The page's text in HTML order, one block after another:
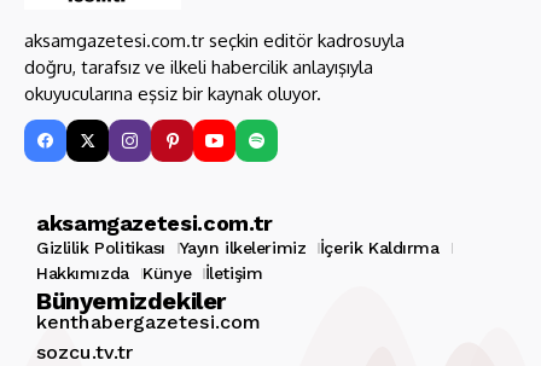
aksamgazetesi.com.tr seçkin editör kadrosuyla
doğru, tarafsız ve ilkeli habercilik anlayışıyla
okuyucularına eşsiz bir kaynak oluyor.
aksamgazetesi.com.tr
Gizlilik Politikası Yayın ilkelerimiz
İçerik Kaldırma
Hakkımızda
Künye İletişim
Bünyemizdekiler
kenthabergazetesi.com
sozcu.tv.tr